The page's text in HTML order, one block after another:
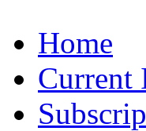
Home
Current